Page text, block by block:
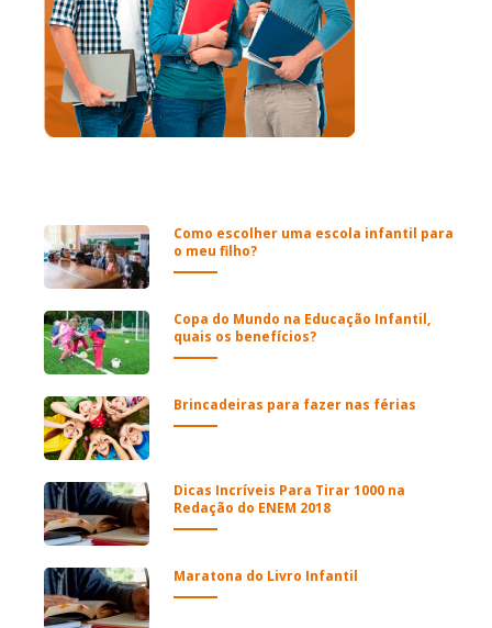
Como escolher uma escola infantil para
o meu filho?
Copa do Mundo na Educação Infantil,
quais os benefícios?
Brincadeiras para fazer nas férias
Dicas Incríveis Para Tirar 1000 na
Redação do ENEM 2018
Maratona do Livro Infantil